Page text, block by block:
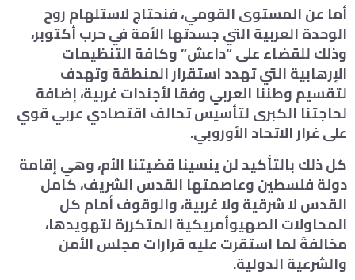
أما عن المستوى القومي، فنحتاج لاستلهام روح
الوحدة العربية التي جسدتها الأمة في حرب أكتوبر،
وذلك للقضاء على “داعش” وكافة التنظيمات
الإرهابية التي تهدد استقرار المنطقة وتهدف
لتقسيم وطننا العربي وفقا لأجندات غربية، إضافة
لحاجتنا الكبرى لتأسيس تحالف اقتصادي عربي قوي
على غرار الاتحاد الأوروبي.
كل ذلك بالتأكيد لن ينسينا قضيتنا الأم، وهي إقامة
دولة فلسطين وعاصمتها القدس الشريف، كامل
القدس لا شرقية ولا غربية، والوقوف أمام كل
المحاولات الصهيوأمريكية المتكررة لتهويدها،
مخالفةً لما استقرت عليه قرارات مجلس الأمن
والشرعية الدولية.